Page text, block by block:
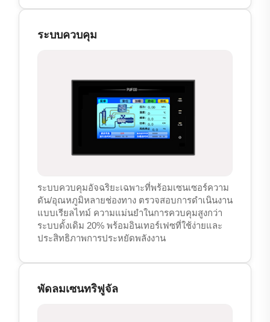
ระบบควบคุม
ระบบควบคุมอัจฉริยะเฉพาะที่พร้อมเซนเซอร์ความ
ดัน/อุณหภูมิหลายช่องทาง ตรวจสอบการดำเนินงาน
แบบเรียลไทม์ ความแม่นยำในการควบคุมสูงกว่า
ระบบดั้งเดิม 20% พร้อมอินเทอร์เฟซที่ใช้ง่ายและ
ประสิทธิภาพการประหยัดพลังงาน
พัดลมเซนทริฟูจัล